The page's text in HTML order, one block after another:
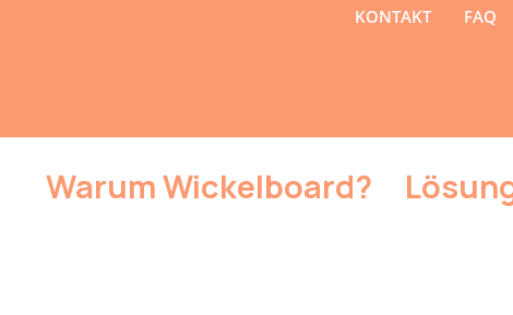
KONTAKT FAQ
Warum Wickelboard?